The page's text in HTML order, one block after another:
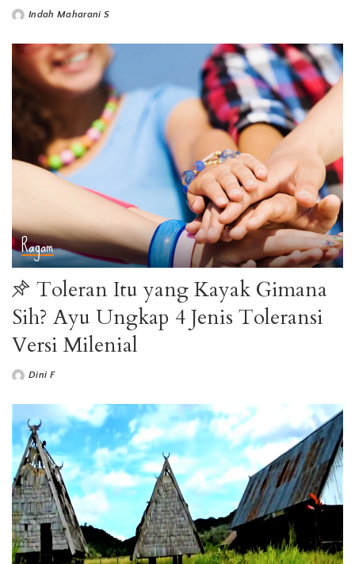
Indah Maharani S
Ragam
Toleran Itu yang Kayak Gimana
Sih? Ayu Ungkap 4 Jenis Toleransi
Versi Milenial
Dini F